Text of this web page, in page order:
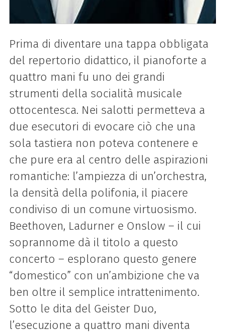
Prima di diventare una tappa obbligata
del repertorio didattico, il pianoforte a
quattro mani fu uno dei grandi
strumenti della socialità musicale
ottocentesca. Nei salotti permetteva a
due esecutori di evocare ciò che una
sola tastiera non poteva contenere e
che pure era al centro delle aspirazioni
romantiche: l’ampiezza di un’orchestra,
la densità della polifonia, il piacere
condiviso di un comune virtuosismo.
Beethoven, Ladurner e Onslow – il cui
soprannome dà il titolo a questo
concerto – esplorano questo genere
“domestico” con un’ambizione che va
ben oltre il semplice intrattenimento.
Sotto le dita del Geister Duo,
l’esecuzione a quattro mani diventa